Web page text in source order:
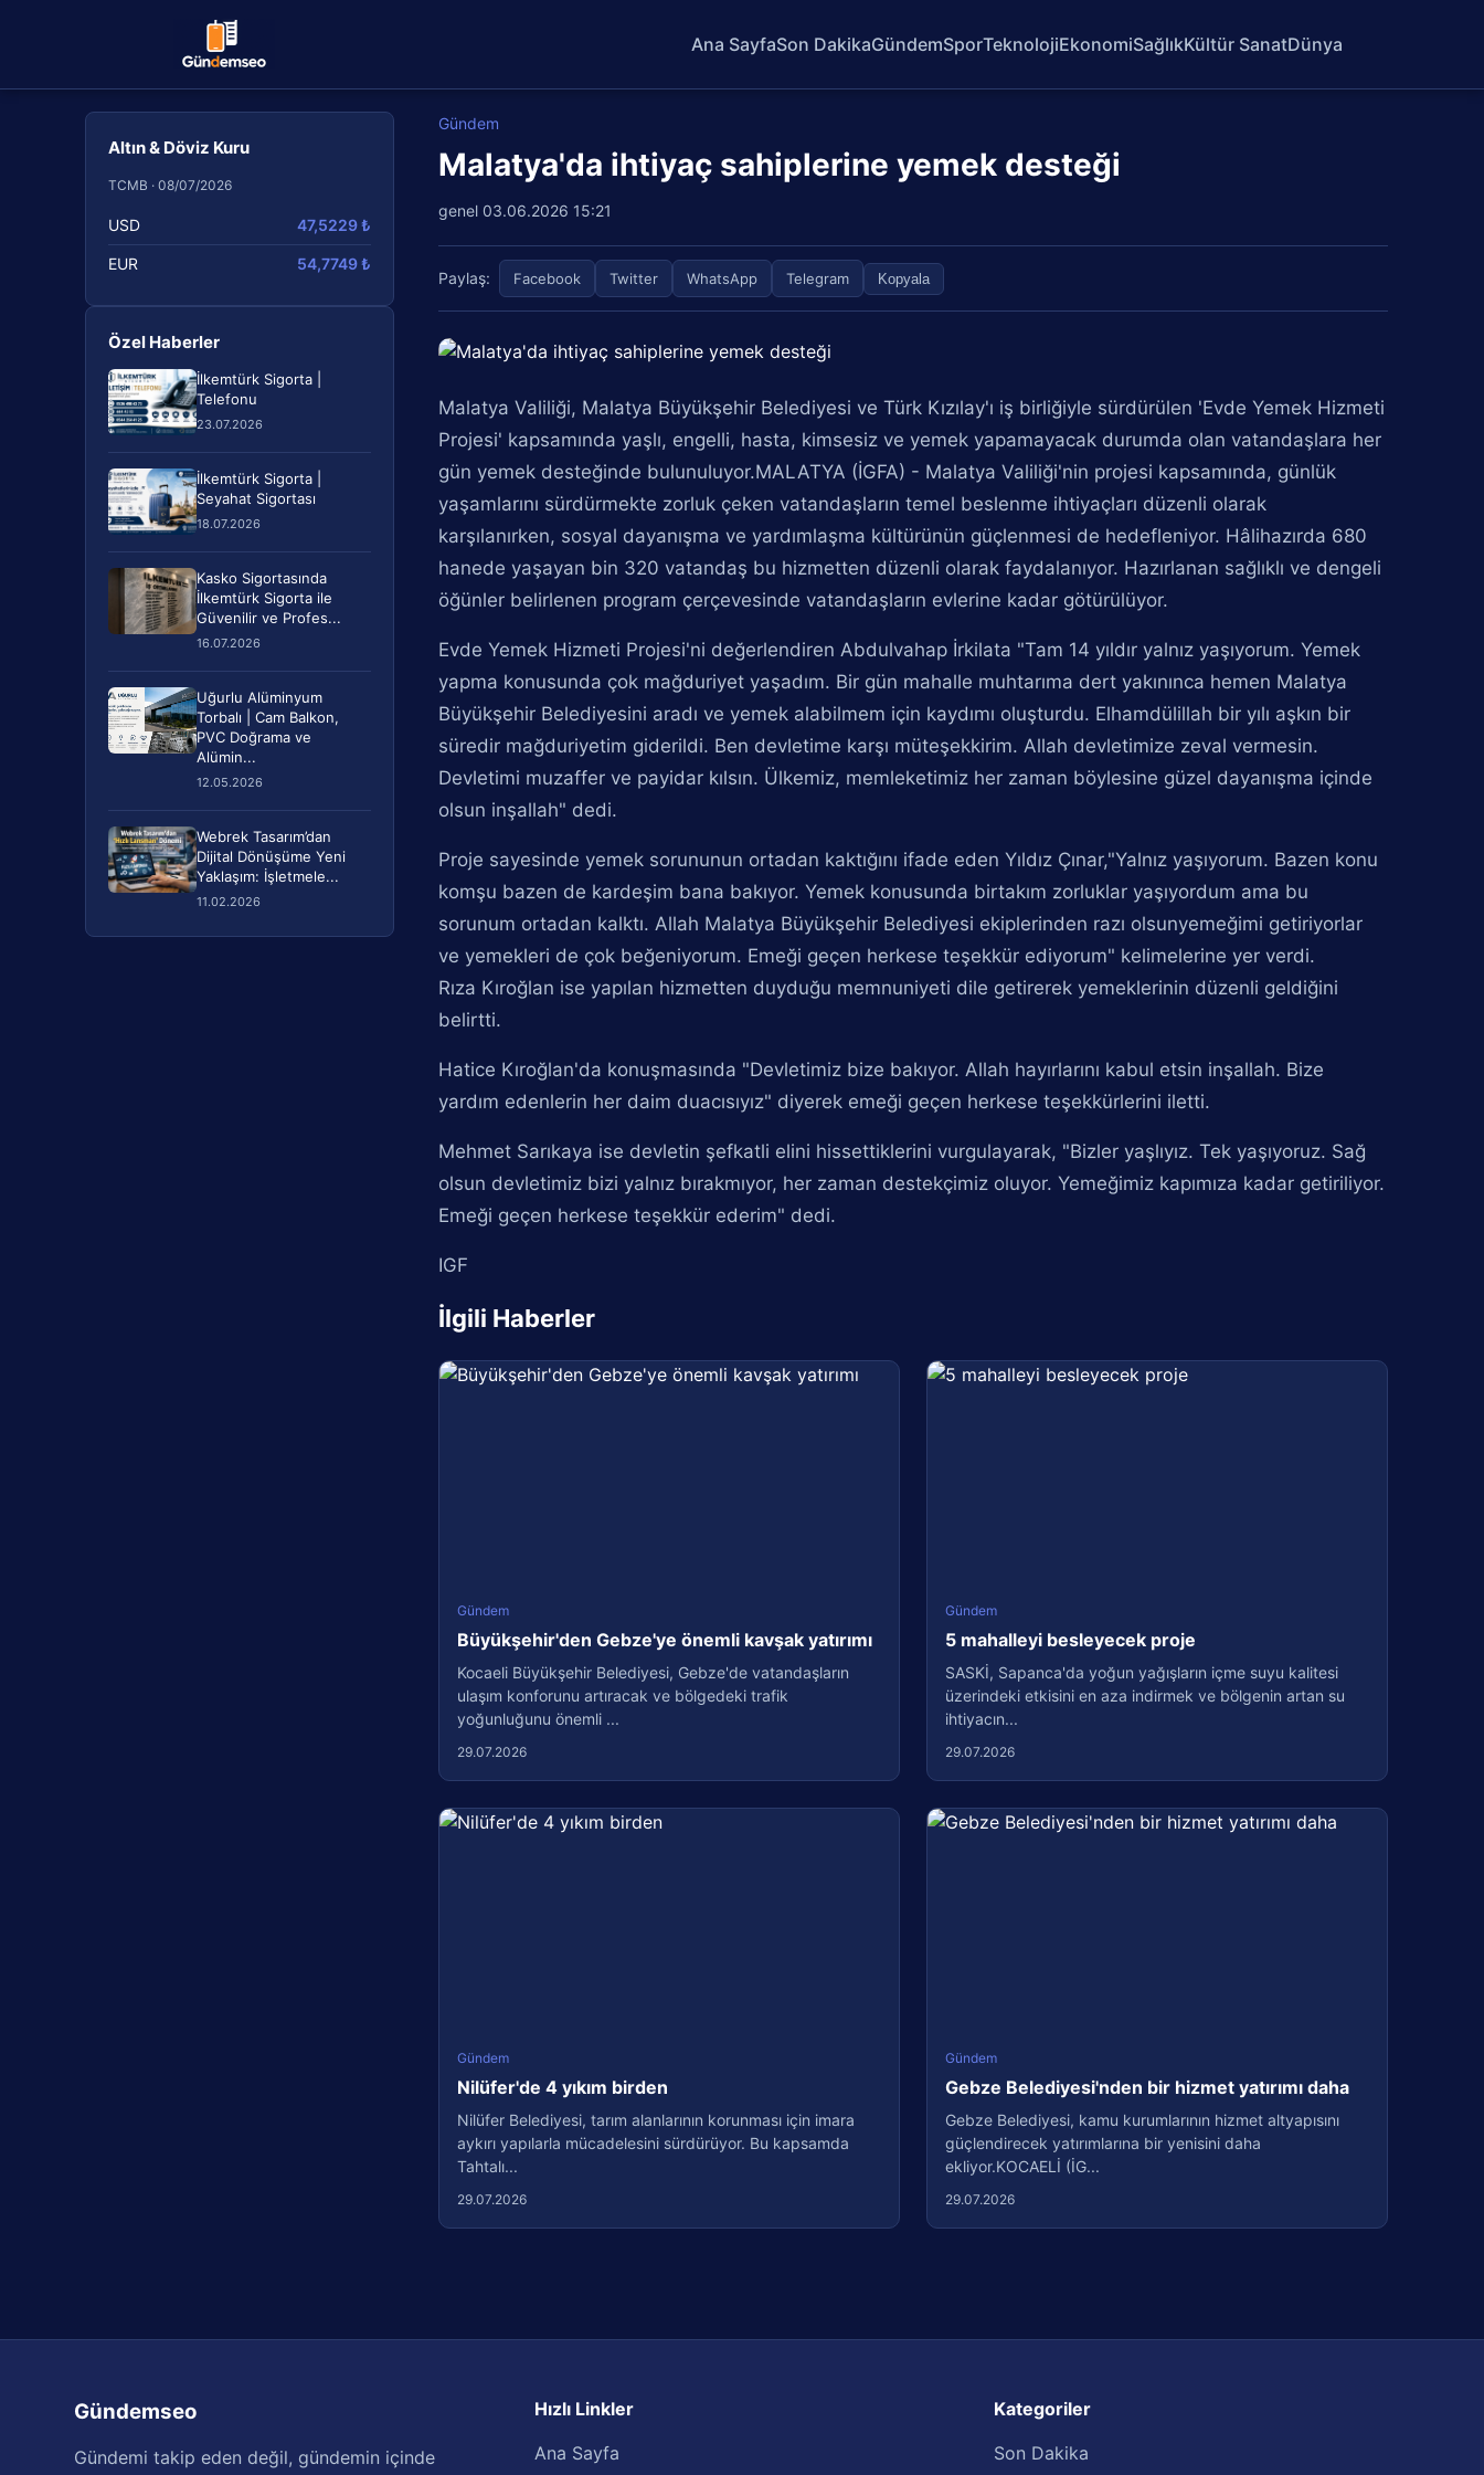
Ana SayfaSon DakikaGündemSporTeknolojiEkonomiSağlıkKültür SanatDünya
Altın & Döviz Kuru
TCMB · 08/07/2026
USD 47,5229 ₺
EUR 54,7749 ₺
Özel Haberler
İlkemtürk Sigorta |
Telefonu
23.07.2026
İlkemtürk Sigorta |
Seyahat Sigortası
18.07.2026
Kasko Sigortasında
İlkemtürk Sigorta ile
Güvenilir ve Profes...
16.07.2026
Uğurlu Alüminyum
Torbalı | Cam Balkon,
PVC Doğrama ve
Alümin...
12.05.2026
Webrek Tasarım’dan
Dijital Dönüşüme Yeni
Yaklaşım: İşletmele...
11.02.2026
Gündem
Malatya'da ihtiyaç sahiplerine yemek desteği
genel 03.06.2026 15:21
Paylaş: Facebook Twitter WhatsApp Telegram Kopyala
Malatya Valiliği, Malatya Büyükşehir Belediyesi ve Türk Kızılay'ı iş birliğiyle sürdürülen 'Evde Yemek Hizmeti
Projesi' kapsamında yaşlı, engelli, hasta, kimsesiz ve yemek yapamayacak durumda olan vatandaşlara her
gün yemek desteğinde bulunuluyor.MALATYA (İGFA) - Malatya Valiliği'nin projesi kapsamında, günlük
yaşamlarını sürdürmekte zorluk çeken vatandaşların temel beslenme ihtiyaçları düzenli olarak
karşılanırken, sosyal dayanışma ve yardımlaşma kültürünün güçlenmesi de hedefleniyor. Hâlihazırda 680
hanede yaşayan bin 320 vatandaş bu hizmetten düzenli olarak faydalanıyor. Hazırlanan sağlıklı ve dengeli
öğünler belirlenen program çerçevesinde vatandaşların evlerine kadar götürülüyor.
Evde Yemek Hizmeti Projesi'ni değerlendiren Abdulvahap İrkilata "Tam 14 yıldır yalnız yaşıyorum. Yemek
yapma konusunda çok mağduriyet yaşadım. Bir gün mahalle muhtarıma dert yakınınca hemen Malatya
Büyükşehir Belediyesini aradı ve yemek alabilmem için kaydımı oluşturdu. Elhamdülillah bir yılı aşkın bir
süredir mağduriyetim giderildi. Ben devletime karşı müteşekkirim. Allah devletimize zeval vermesin.
Devletimi muzaffer ve payidar kılsın. Ülkemiz, memleketimiz her zaman böylesine güzel dayanışma içinde
olsun inşallah" dedi.
Proje sayesinde yemek sorununun ortadan kaktığını ifade eden Yıldız Çınar,"Yalnız yaşıyorum. Bazen konu
komşu bazen de kardeşim bana bakıyor. Yemek konusunda birtakım zorluklar yaşıyordum ama bu
sorunum ortadan kalktı. Allah Malatya Büyükşehir Belediyesi ekiplerinden razı olsunyemeğimi getiriyorlar
ve yemekleri de çok beğeniyorum. Emeği geçen herkese teşekkür ediyorum" kelimelerine yer verdi.
Rıza Kıroğlan ise yapılan hizmetten duyduğu memnuniyeti dile getirerek yemeklerinin düzenli geldiğini
belirtti.
Hatice Kıroğlan'da konuşmasında "Devletimiz bize bakıyor. Allah hayırlarını kabul etsin inşallah. Bize
yardım edenlerin her daim duacısıyız" diyerek emeği geçen herkese teşekkürlerini iletti.
Mehmet Sarıkaya ise devletin şefkatli elini hissettiklerini vurgulayarak, "Bizler yaşlıyız. Tek yaşıyoruz. Sağ
olsun devletimiz bizi yalnız bırakmıyor, her zaman destekçimiz oluyor. Yemeğimiz kapımıza kadar getiriliyor.
Emeği geçen herkese teşekkür ederim" dedi.
IGF
İlgili Haberler
Gündem
Büyükşehir'den Gebze'ye önemli kavşak yatırımı
Kocaeli Büyükşehir Belediyesi, Gebze'de vatandaşların
ulaşım konforunu artıracak ve bölgedeki trafik
yoğunluğunu önemli ...
29.07.2026
Gündem
5 mahalleyi besleyecek proje
SASKİ, Sapanca'da yoğun yağışların içme suyu kalitesi
üzerindeki etkisini en aza indirmek ve bölgenin artan su
ihtiyacın...
29.07.2026
Gündem
Nilüfer'de 4 yıkım birden
Nilüfer Belediyesi, tarım alanlarının korunması için imara
aykırı yapılarla mücadelesini sürdürüyor. Bu kapsamda
Tahtalı...
29.07.2026
Gündem
Gebze Belediyesi'nden bir hizmet yatırımı daha
Gebze Belediyesi, kamu kurumlarının hizmet altyapısını
güçlendirecek yatırımlarına bir yenisini daha
ekliyor.KOCAELİ (İG...
29.07.2026
Gündemseo
Gündemi takip eden değil, gündemin içinde
Hızlı Linkler
Ana Sayfa
Kategoriler
Son Dakika